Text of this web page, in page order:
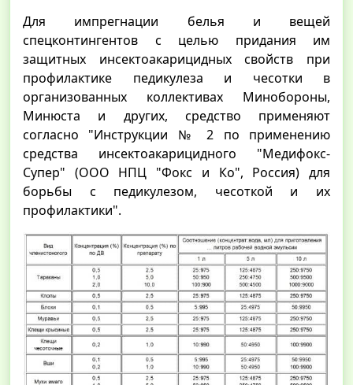
Для импрегнации белья и вещей
спецконтингентов с целью придания им
защитных инсектоакарицидных свойств при
профилактике педикулеза и чесотки в
организованных коллективах Минобороны,
Минюста и других, средство применяют
согласно "Инструкции № 2 по применению
средства инсектоакарицидного "Медифокс-
Супер" (ООО НПЦ "Фокс и Ко", Россия) для
борьбы с педикулезом, чесоткой и их
профилактики".